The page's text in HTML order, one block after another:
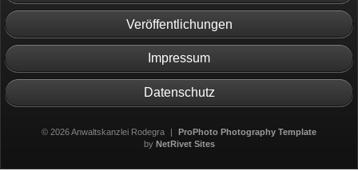
Veröffentlichungen
Impressum
Datenschutz
© 2026 Anwaltskanzlei Rodegra |
ProPhoto Photography Template
by NetRivet Sites